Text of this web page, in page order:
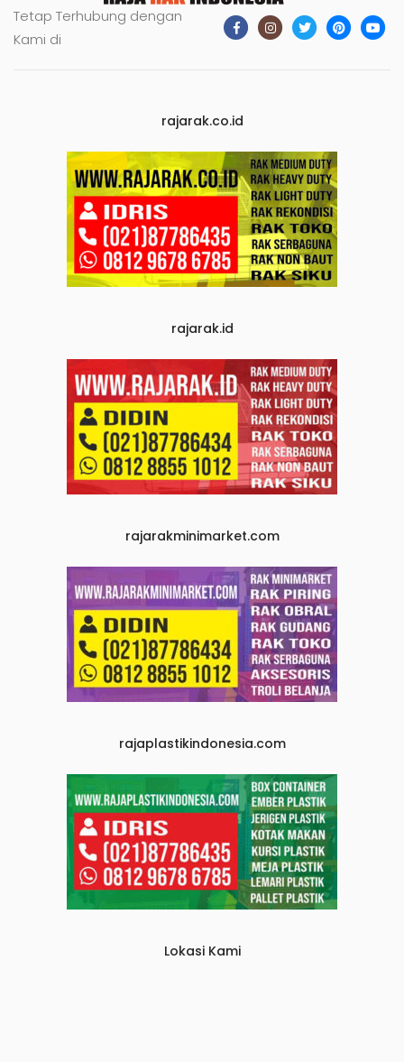
Tetap Terhubung dengan
Kami di
rajarak.co.id
rajarak.id
rajarakminimarket.com
rajaplastikindonesia.com
Lokasi Kami